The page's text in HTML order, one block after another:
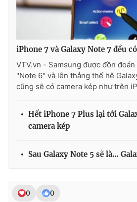
Ðiện thoại Thời báo VTV:
024.66 897
toasoan@vtv.vn
Liên hệ quảng cáo:024-7300.7108
thông tin từ website này.
iPhone 7 và Galaxy Note 7 đều
VTV.vn - Samsung được đồn
"Note 6" và lên thẳng thế hệ
cũng sẽ có camera kép như trên
Hết iPhone 7 Plus lại tới
camera kép
Sau Galaxy Note 5 sẽ là…
0 0